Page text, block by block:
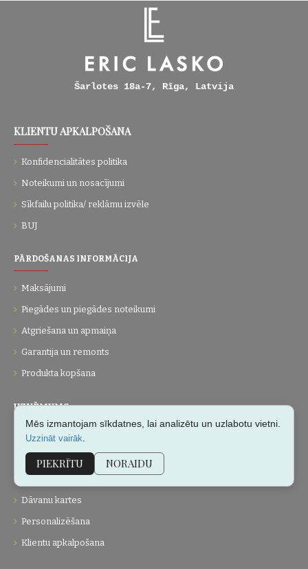
Šarlotes 18a-7, Rīga, Latvija
KLIENTU APKALPOŠANA
Konfidencialitātes politika
Noteikumi un nosacījumi
Sīkfailu politika/ reklāmu izvēle
BUJ
PĀRDOŠANAS INFORMĀCIJA
Maksājumi
Piegādes un piegādes noteikumi
Atgriešana un apmaiņa
Garantija un remonts
Produkta kopšana
UZŅĒMUMS
Par mums
Kontakti
Dāvanu kartes
Personalizēšana
Klientu apkalpošana
Mēs izmantojam sīkdatnes, lai analizētu un uzlabotu vietni.
Uzzināt vairāk
PIEKRĪTU NORAIDU